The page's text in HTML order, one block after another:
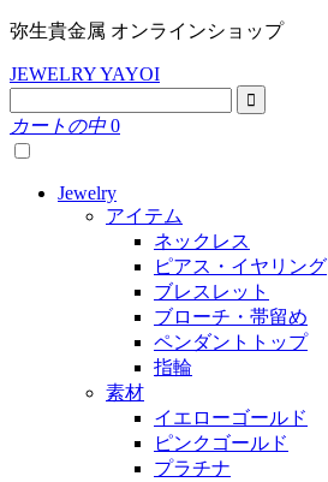
弥生貴金属 オンラインショップ
JEWELRY YAYOI
カートの中 0
Jewelry
アイテム
ネックレス
ピアス・イヤリング
ブレスレット
ブローチ・帯留め
ペンダントトップ
指輪
素材
イエローゴールド
ピンクゴールド
プラチナ